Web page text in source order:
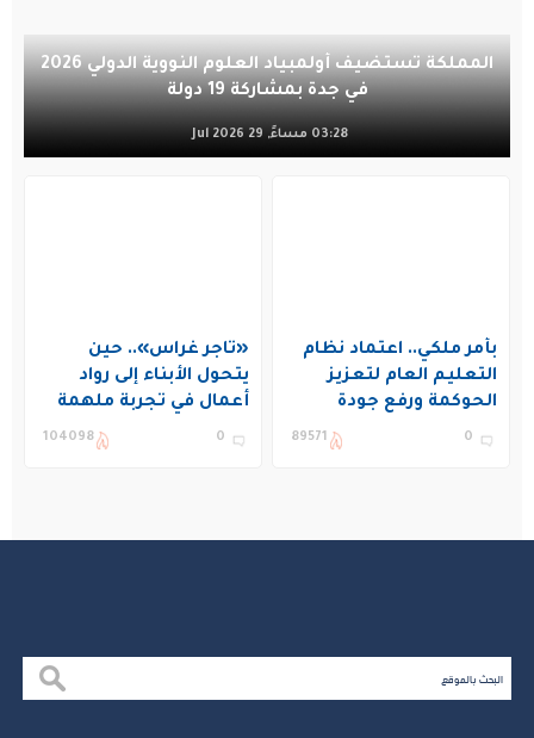
المملكة تستضيف أولمبياد العلوم النووية الدولي 2026
في جدة بمشاركة 19 دولة
03:28 مساءً, 29 Jul 2026
بأمر ملكي.. اعتماد نظام
التعليم العام لتعزيز
الحوكمة ورفع جودة
التعليم في المملكة
0
89571
«تاجر غراس».. حين
يتحول الأبناء إلى رواد
أعمال في تجربة ملهمة
بنادي غراس الصيفي
0
104098